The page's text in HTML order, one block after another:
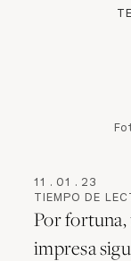
11 . 01 . 23
TIEMPO DE
Por fortuna,
impresa